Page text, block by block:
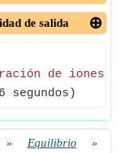
de salida
de iones
segundos)
» Equilibrio
»